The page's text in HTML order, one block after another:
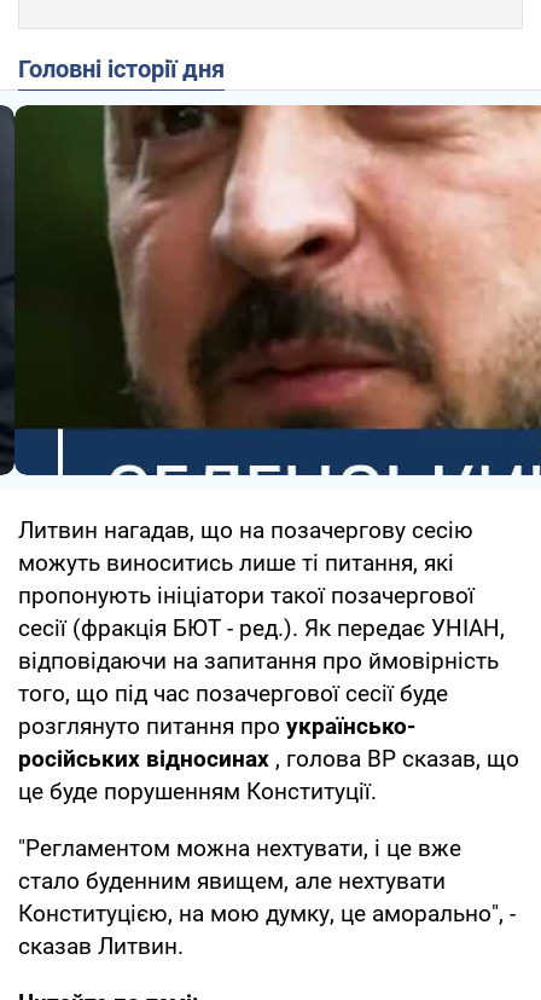
Головні історії дня
Литвин нагадав, що на позачергову сесію
можуть виноситись лише ті питання, які
пропонують ініціатори такої позачергової
сесії (фракція БЮТ - ред.). Як передає УНІАН,
відповідаючи на запитання про ймовірність
того, що під час позачергової сесії буде
розглянуто питання про українсько-
російських відносинах , голова ВР сказав, що
це буде порушенням Конституції.
"Регламентом можна нехтувати, і це вже
стало буденним явищем, але нехтувати
Конституцією, на мою думку, це аморально", -
сказав Литвин.